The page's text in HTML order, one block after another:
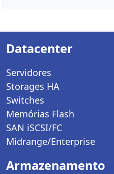
Datacenter
Servidores
Storages HA
Switches
Memórias Flash
SAN iSCSI/FC
Midrange/Enterprise
Armazenamento